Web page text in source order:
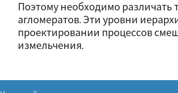
Поэтому необходимо различать
агломератов. Эти уровни
проектировании процессов
измельчения.